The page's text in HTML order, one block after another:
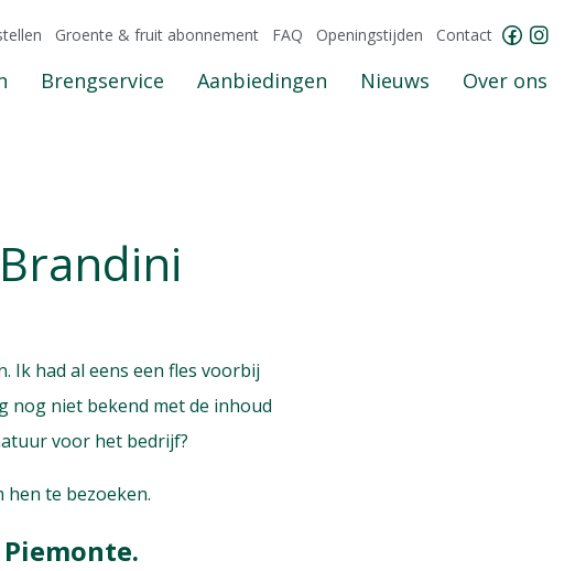
Groente & fruit abonnement FAQ Openingstijden Contact
Brengservice Aanbiedingen Nieuws Over ons
Ik had al eens een fles voorbij
nog niet bekend met de inhoud
voor het bedrijf?
te bezoeken.